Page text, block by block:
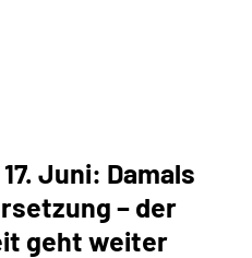
Juni: Damals
– der
geht weiter